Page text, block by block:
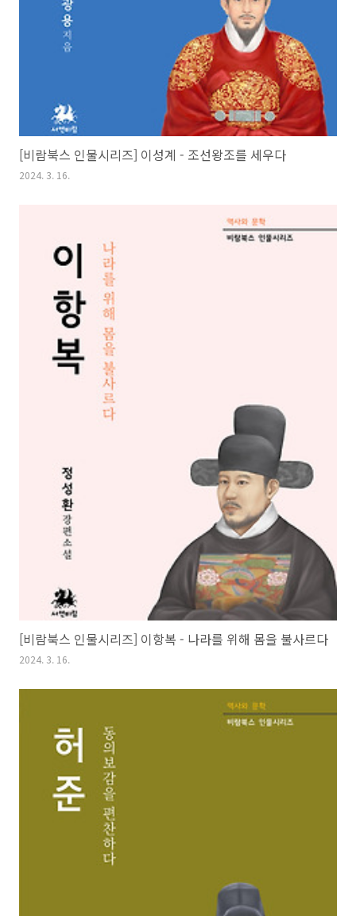
[비람북스 인물시리즈] 이성계 - 조선왕조를 세우다
2024. 3. 16.
[비람북스 인물시리즈] 이항복 - 나라를 위해 몸을 불사르다
2024. 3. 16.